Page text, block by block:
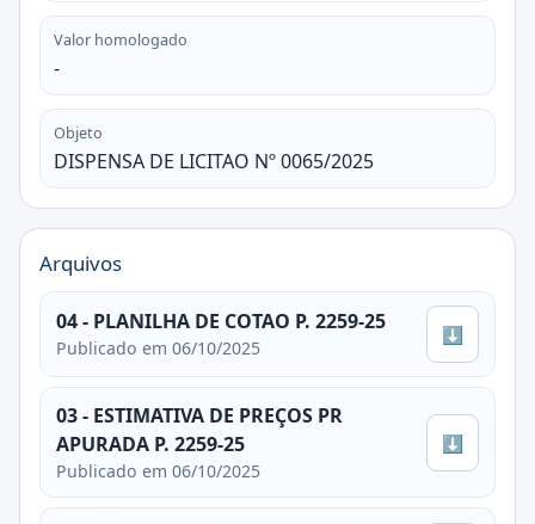
Valor homologado
-
Objeto
DISPENSA DE LICITAO Nº 0065/2025
Arquivos
04 - PLANILHA DE COTAO P. 2259-25
Publicado em 06/10/2025
⬇
03 - ESTIMATIVA DE PREÇOS PR
APURADA P. 2259-25
Publicado em 06/10/2025
⬇